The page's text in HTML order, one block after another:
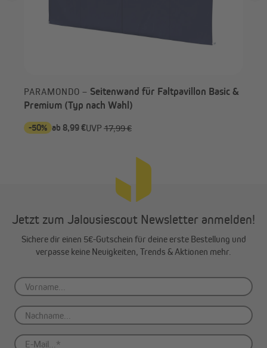
PARAMONDO – Seitenwand für Faltpavillon Basic &
Premium (Typ nach Wahl)
-50% ab 8,99 €UVP 17,99 €
Jetzt zum Jalousiescout Newsletter anmelden!
Sichere dir einen 5€-Gutschein für deine erste Bestellung und
verpasse keine Neuigkeiten, Trends & Aktionen mehr.